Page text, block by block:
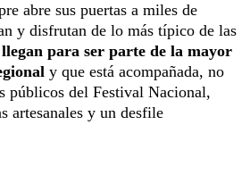
abre sus puertas a miles de
y disfrutan de lo más típico de las
para ser parte de la mayor
y que está acompañada, no
públicos del Festival Nacional,
artesanales y un desfile